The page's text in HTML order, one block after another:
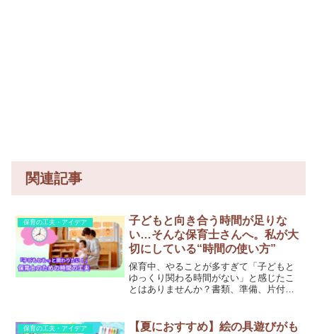
関連記事
保育の工夫・アイデア
子どもと向き合う時間が足りな
い…そんな保育士さんへ。私が大
切にしている“時間の使い方”
保育中、やることが多すぎて「子どもと
ゆっくり関わる時間がない」と感じたこ
とはありませんか？書類、準備、片付
と向き合う時間」でした。この記事で
保育の工夫・アイデア 【夏におすすめ】絵の具遊びがも